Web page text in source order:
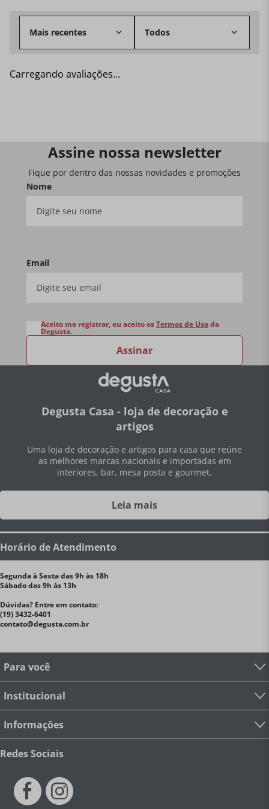
Mais recentes Todos
Carregando avaliações…
Assine nossa newsletter
Fique por dentro das nossas novidades e promoções
Nome
Email
Assinar
Aceito me registrar, eu aceito osTermos de Usoda
Degusta.
Degusta Casa - loja de decoração e
artigos
Uma loja de decoração e artigos para casa que reúne
as melhores marcas nacionais e importadas em
interiores, bar, mesa posta e gourmet.
Leia mais
Horário de Atendimento
Segunda à Sexta das 9h às 18h
Sábado das 9h às 13h
Dúvidas? Entre em contato:
(19) 3432-6401
contato@degusta.com.br
Para você
Institucional
Informações
Redes Sociais